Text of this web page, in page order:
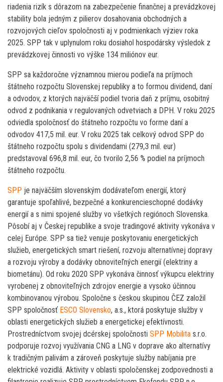
riadenia rizík s dôrazom na zabezpečenie finančnej a prevádzkovej
stability bola jedným z pilierov dosahovania obchodných a
rozvojových cieľov spoločnosti aj v podmienkach výziev roka
2025. SPP tak v uplynulom roku dosiahol hospodársky výsledok z
prevádzkovej činnosti vo výške 134 miliónov eur.
SPP sa každoročne významnou mierou podieľa na príjmoch
štátneho rozpočtu Slovenskej republiky a to formou dividend, daní
a odvodov, z ktorých najväčší podiel tvoria daň z príjmu, osobitný
odvod z podnikania v regulovaných odvetviach a DPH. V roku 2025
odviedla spoločnosť do štátneho rozpočtu vo forme daní a
odvodov 417,5 mil. eur. V roku 2025 tak celkový odvod SPP do
štátneho rozpočtu spolu s dividendami (279,3 mil. eur)
predstavoval 696,8 mil. eur, čo tvorilo 2,56 % podiel na príjmoch
štátneho rozpočtu.
SPP je najväčším slovenským dodávateľom energií, ktorý
garantuje spoľahlivé, bezpečné a konkurencieschopné dodávky
energií a s nimi spojené služby vo všetkých regiónoch Slovenska.
Pôsobí aj v Českej republike a svoje tradingové aktivity vykonáva v
celej Európe. SPP sa tiež venuje poskytovaniu energetických
služieb, energetických smart riešení, rozvoju alternatívnej dopravy
a rozvoju výroby a dodávky obnoviteľných energií (elektriny a
biometánu). Od roku 2020 SPP vykonáva činnosť výkupcu elektriny
vyrobenej z obnoviteľných zdrojov energie a vysoko účinnou
kombinovanou výrobou. Spoločne s českou skupinou ČEZ založil
SPP spoločnosť ESCO Slovensko, a.s., ktorá poskytuje služby v
oblasti energetických služieb a energetickej efektívnosti.
Prostredníctvom svojej dcérskej spoločnosti SPP Mobilita s.r.o.
podporuje rozvoj využívania CNG a LNG v doprave ako alternatívy
k tradičným palivám a zároveň poskytuje služby nabíjania pre
elektrické vozidlá. Aktivity v oblasti spoločenskej zodpovednosti a